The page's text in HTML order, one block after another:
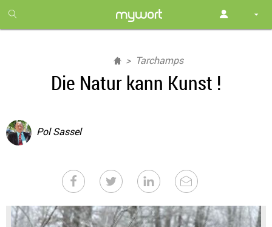
month
free
Tarchamps
Die Natur kann Kunst !
Pol Sassel